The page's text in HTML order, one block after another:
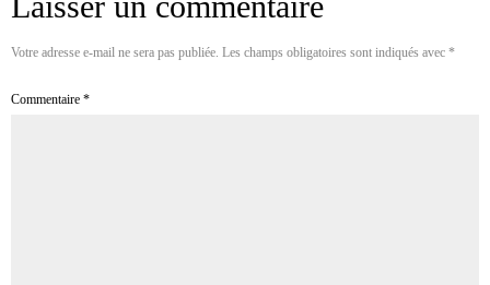
Votre adresse e-mail ne sera pas publiée. Les champs obligatoires sont indiqués avec *
Commentaire *